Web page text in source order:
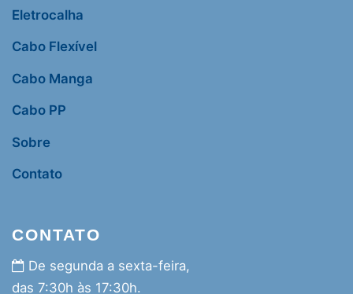
Eletrocalha
Cabo Flexível
Cabo Manga
Cabo PP
Sobre
Contato
CONTATO
De segunda a sexta-feira,
das 7:30h às 17:30h.